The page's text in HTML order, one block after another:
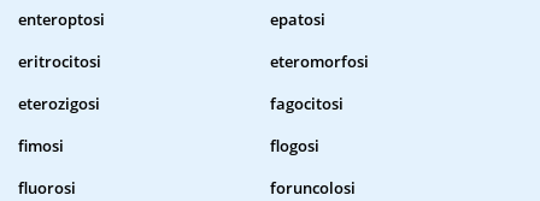
enteroptosi
epatosi
eritrocitosi
eteromorfosi
eterozigosi
fagocitosi
fimosi
flogosi
fluorosi
foruncolosi